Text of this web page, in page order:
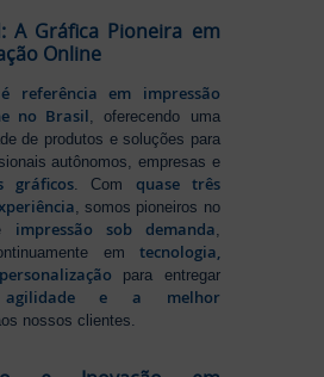
A Gráfica Pioneira em
Online
referência em impressão
no Brasil, oferecendo uma
de produtos e soluções para
autônomos, empresas e
gráficos. Comquase três
, somos pioneiros no
impressão sob demanda,
em tecnologia,
para entregar
agilidade e a melhor
nossos clientes.